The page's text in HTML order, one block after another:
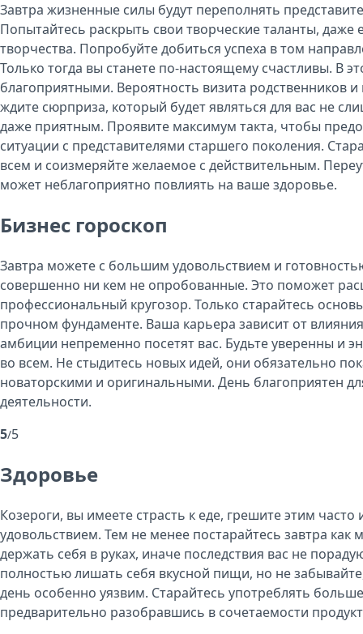
Завтра жизненные силы будут переполнять
Попытайтесь раскрыть свои творческие таланты, даже
творчества. Попробуйте добиться успеха в том
Только тогда вы станете по-настоящему счастливы. В
благоприятными. Вероятность визита родственников и
ждите сюрприза, который будет являться для вас не
даже приятным. Проявите максимум такта, чтобы
ситуации с представителями старшего поколения.
всем и соизмеряйте желаемое с действительным.
может неблагоприятно повлиять на ваше здоровье.
Бизнес гороскоп
Завтра можете с большим удовольствием и
совершенно ни кем не опробованные. Это поможет
профессиональный кругозор. Только старайтесь
прочном фундаменте. Ваша карьера зависит от
амбиции непременно посетят вас. Будьте уверенны и
во всем. Не стыдитесь новых идей, они обязательно
новаторскими и оригинальными. День благоприятен
деятельности.
5/5
Здоровье
Козероги, вы имеете страсть к еде, грешите этим
удовольствием. Тем не менее постарайтесь завтра
держать себя в руках, иначе последствия вас не
полностью лишать себя вкусной пищи, но не
день особенно уязвим. Старайтесь употреблять
предварительно разобравшись в сочетаемости